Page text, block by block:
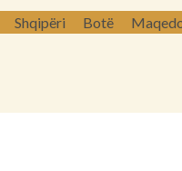
Shqipëri Botë